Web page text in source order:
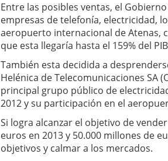
Entre las posibles ventas, el
empresas de telefonía, electricidad,
aeropuerto internacional de Atenas,
que esta llegaría hasta el 159% del
También esta decidida a
Helénica de Telecomunicaciones SA
principal grupo público de
2012 y su participación en el
Si logra alcanzar el objetivo de
euros en 2013 y 50.000 millones de
objetivos y calmar a los mercados.